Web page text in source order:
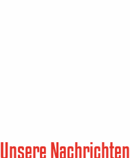
Unsere Nachrichten